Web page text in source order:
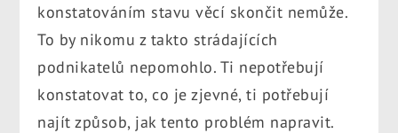
konstatováním stavu věcí skončit nemůže.
To by nikomu z takto strádajících
podnikatelů nepomohlo. Ti nepotřebují
konstatovat to, co je zjevné, ti potřebují
najít způsob, jak tento problém napravit.